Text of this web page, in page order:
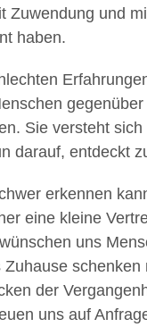
Zuwendung und
haben.
Sie versteht sich
darauf, entdeckt
erkennen
eine kleine
uns
schenken
der
uns auf